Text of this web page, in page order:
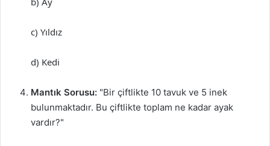
c) Yıldız
d) Kedi
Mantık Sorusu: "Bir çiftlikte 10 tavuk ve 5 inek
bulunmaktadır. Bu çiftlikte toplam ne kadar ayak
vardır?"